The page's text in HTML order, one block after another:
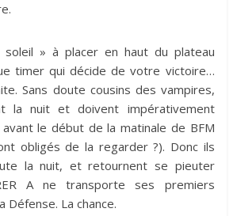
» à placer en haut du plateau
timer qui décide de votre victoire…
Sans doute cousins des vampires,
la nuit et doivent impérativement
le début de la matinale de BFM
obligés de la regarder ?). Donc ils
la nuit, et retournent se pieuter
A ne transporte ses premiers
Défense. La chance.